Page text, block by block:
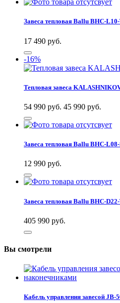
Завеса тепловая Ballu BHC-
17 490 руб.
-16%
Тепловая завеса
54 990 руб. 45 990 руб.
Завеса тепловая Ballu BHC-L08-
12 990 руб.
Завеса тепловая Ballu BHC-
405 990 руб.
Вы смотрели
Кабель управления завесой JB-